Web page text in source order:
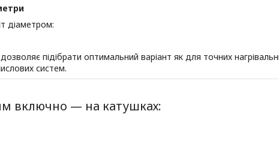
діаметром:
підібрати оптимальний варіант як для точних
систем.
включно — на катушках: